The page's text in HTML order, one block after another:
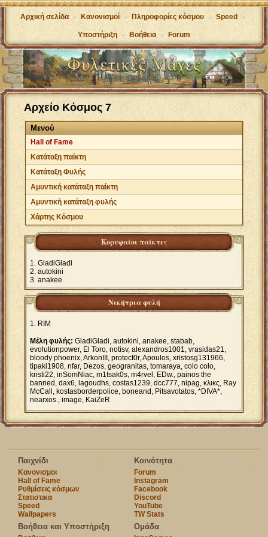
Αρχική σελίδα - Κανονισμοί - Πληροφορίες κόσμου - Speed -
Υποστήριξη - Βοήθεια - Forum
Αρχείο Κόσμος 7
Μενού
Hall of Fame
Κατάταξη παίκτη
Κατάταξη Φυλής
Αμυντική κατάταξη παίκτη
Αμυντική κατάταξη φυλής
Χάρτης Κόσμου
Κορυφαίοι παίκτες
GladiGladi
autokini
anakee
Νικήτρια φυλή
RIM
Μέλη φυλής: GladiGladi, autokini, anakee, stabab,
evolutionpower, El Toro, notisv, alexandros1001, vrasidas21,
bloody phoenix, ArkonIII, protect0r, Apoulos, xristosg131966,
tipaki1908, nfar, Dezos, geogranitas, tomaraya, colo colo,
kristi22, inSomNiac, m1tsak0s, m4rvel, EDw., painos the
banned, dax6, lagoudhs, costas1239, dcc777, nipag, κλικς, Ray
McCall, kostasborderpolice, boneand, Pitsavotatos, *DIVA*,
nearxos., image, KaiZeR
Παιχνίδι
Κανονισμοι
Hall of Fame
Ρυθμίσεις κόσμων
Στατιστικα
Speed
Wallpapers
Κοινότητα
Forum
Instagram
Facebook
Discord
YouTube
TW Stats
Βοήθεια και Υποστήριξη Ομάδα